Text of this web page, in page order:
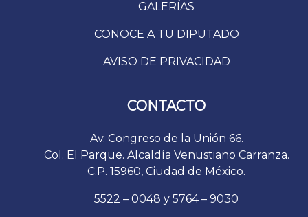
GALERÍAS
CONOCE A TU DIPUTADO
AVISO DE PRIVACIDAD
CONTACTO
Av. Congreso de la Unión 66.
Col. El Parque. Alcaldía Venustiano Carranza.
C.P. 15960, Ciudad de México.
5522 – 0048 y 5764 – 9030